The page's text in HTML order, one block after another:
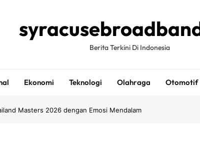
Berita Terkini Di Indonesia
Ekonomi Teknologi Olahraga Otomotif
Masters 2026 dengan Emosi Mendalam